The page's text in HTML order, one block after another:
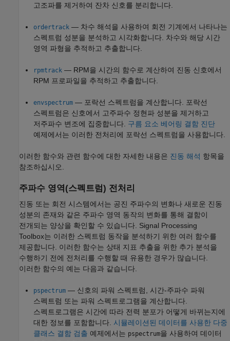
고조파를 제거하여 잔차 신호를 분리합니다.
ordertrack — 차수 해석을 사용하여 회전 기계에서 나타나는
스펙트럼 성분을 분석하고 시각화합니다. 차수와 해당 시간
영역 파형을 추적하고 추출합니다.
rpmtrack — RPM을 시간의 함수로 계산하여 진동 신호에서
RPM 프로파일을 추적하고 추출합니다.
envspectrum — 포락선 스펙트럼을 계산합니다. 포락선
스펙트럼은 신호에서 고주파수 정현파 성분을 제거하고
저주파수 변조에 집중합니다. 구름 요소 베어링 결함 진단
예제에서는 이러한 전처리에 포락선 스펙트럼을 사용합니다.
이러한 함수와 관련 함수에 대한 자세한 내용은 진동 해석 항목을
참조하십시오.
주파수 영역(스펙트럼) 전처리
진동 또는 회전 시스템에서는 공진 주파수의 변화나 새로운 진동
성분의 존재와 같은 주파수 영역 동작의 변화를 통해 결함이
전개되는 양상을 확인할 수 있습니다. Signal Processing
Toolbox는 이러한 스펙트럼 동작을 분석하기 위한 여러 함수를
제공합니다. 이러한 함수는 상태 지표 추출을 위한 추가 분석을
수행하기 전에 전처리를 수행할 때 유용한 경우가 많습니다.
이러한 함수의 예는 다음과 같습니다.
pspectrum — 신호의 파워 스펙트럼, 시간-주파수 파워
스펙트럼 또는 파워 스펙트로그램을 계산합니다.
스펙트로그램은 시간에 따라 전력 분포가 어떻게 바뀌는지에
대한 정보를 포함합니다. 시뮬레이션된 데이터를 사용한 다중
클래스 결함 검출 예제에서는 pspectrum을 사용하여 데이터